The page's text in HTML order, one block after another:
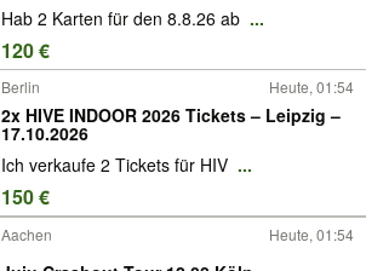
Hab 2 Karten für den 8.8.26 ab ...
120 €
Berlin Heute, 01:54
2x HIVE INDOOR 2026 Tickets – Leipzig –
17.10.2026
Ich verkaufe 2 Tickets für HIV ...
150 €
Aachen Heute, 01:54